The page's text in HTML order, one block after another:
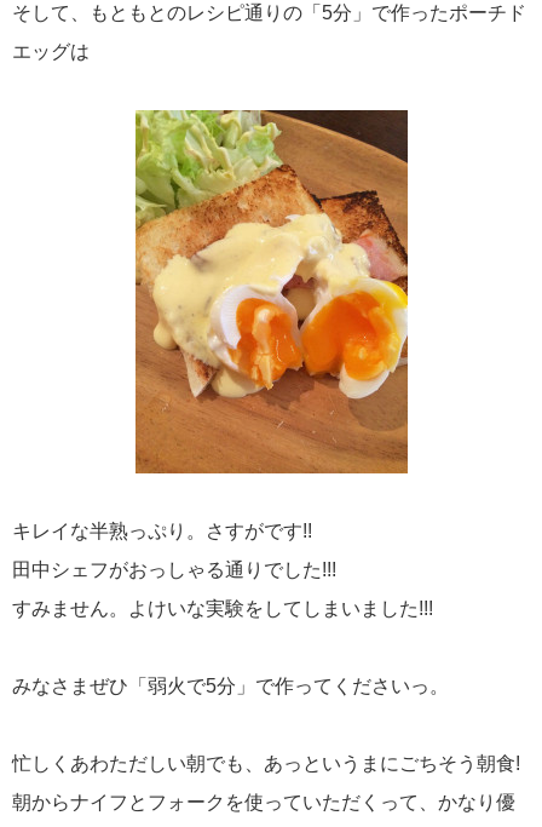
そして、もともとのレシピ通りの「5分」で作ったポーチド
エッグは
キレイな半熟っぷり。さすがです!!
田中シェフがおっしゃる通りでした!!!
すみません。よけいな実験をしてしまいました!!!
みなさまぜひ「弱火で5分」で作ってくださいっ。
忙しくあわただしい朝でも、あっというまにごちそう朝食!
朝からナイフとフォークを使っていただくって、かなり優